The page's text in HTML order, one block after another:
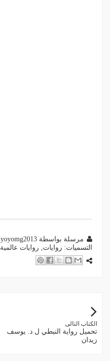
مرسلة بواسطة yoyomg2013
التسميات: روايات, روايات عالمية
الكتاب التالى
تحميل رواية النبطي ل د. يوسف
زيدان